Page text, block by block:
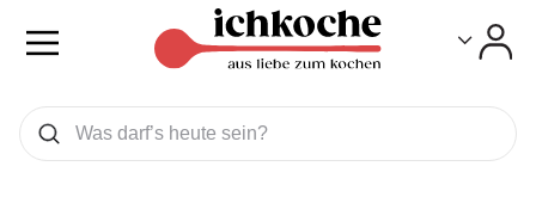
Was wollen Sie suchen
Suchen